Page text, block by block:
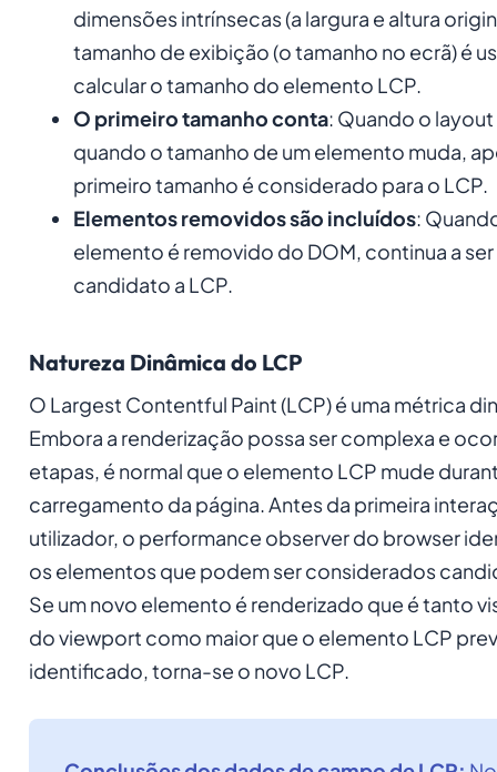
dimensões intrínsecas (a largura e altura
tamanho de exibição (o tamanho no ecrã) é
calcular o tamanho do elemento LCP.
O primeiro tamanho conta: Quando o
quando o tamanho de um elemento muda,
primeiro tamanho é considerado para o LCP.
Elementos removidos são incluídos:
elemento é removido do DOM, continua a ser
candidato a LCP.
Natureza Dinâmica do LCP
O Largest Contentful Paint (LCP) é uma métrica
Embora a renderização possa ser complexa e
etapas, é normal que o elemento LCP mude
carregamento da página. Antes da primeira
utilizador, o performance observer do browser
os elementos que podem ser considerados
Se um novo elemento é renderizado que é tanto
do viewport como maior que o elemento LCP
identificado, torna-se o novo LCP.